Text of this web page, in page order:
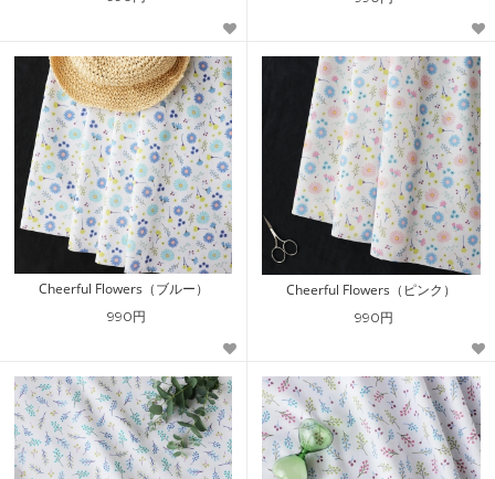
Cheerful Flowers（ブルー）
990円
Cheerful Flowers（ピンク）
990円